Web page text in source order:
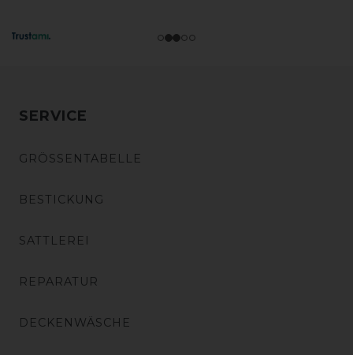
SERVICE
GRÖSSENTABELLE
BESTICKUNG
SATTLEREI
REPARATUR
DECKENWÄSCHE